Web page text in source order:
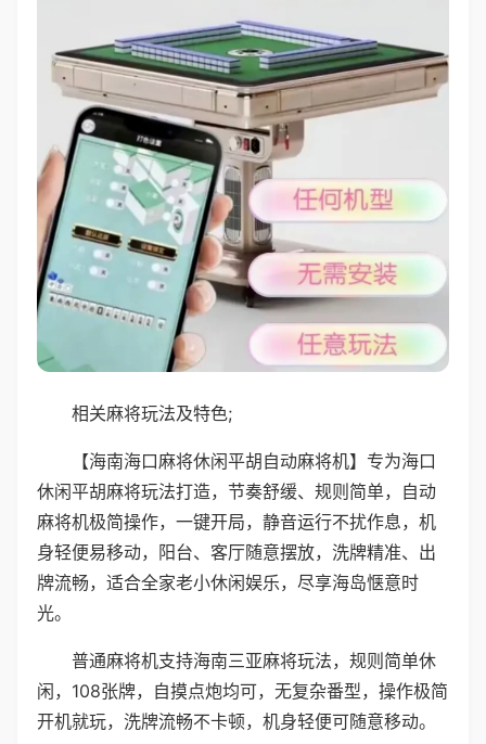
相关麻将玩法及特色;
【海南海口麻将休闲平胡自动麻将机】专为海口
休闲平胡麻将玩法打造，节奏舒缓、规则简单，自动
麻将机极简操作，一键开局，静音运行不扰作息，机
身轻便易移动，阳台、客厅随意摆放，洗牌精准、出
牌流畅，适合全家老小休闲娱乐，尽享海岛惬意时
光。
普通麻将机支持海南三亚麻将玩法，规则简单休
闲，108张牌，自摸点炮均可，无复杂番型，操作极简
开机就玩，洗牌流畅不卡顿，机身轻便可随意移动。